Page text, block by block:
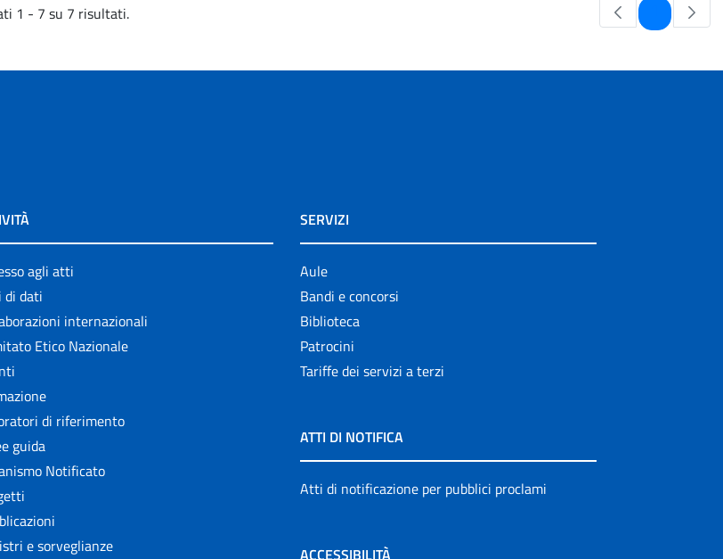
1 - 7 su 7 risultati. Pagina
agli atti
di dati
internazionali
Etico Nazionale
di riferimento
guida
Notificato
e sorveglianze
SERVIZI
Aule
Bandi e concorsi
Biblioteca
Patrocini
Tariffe dei servizi a terzi
ATTI DI NOTIFICA
Atti di notificazione per pubblici proclami
ACCESSIBILITÀ